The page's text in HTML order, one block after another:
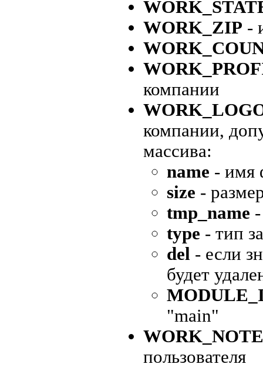
WORK_ZIP -
компании
компании,
массива:
name - имя
size -
tmp_name
type - тип
del - если
будет
"main"
пользователя